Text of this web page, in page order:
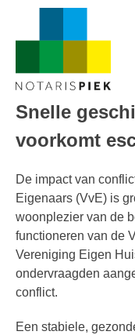
Snelle
voorkomt
De impact van
Eigenaars (VvE) is
woonplezier van de
functioneren van de
Vereniging Eigen
ondervraagden
conflict.
Een stabiele,